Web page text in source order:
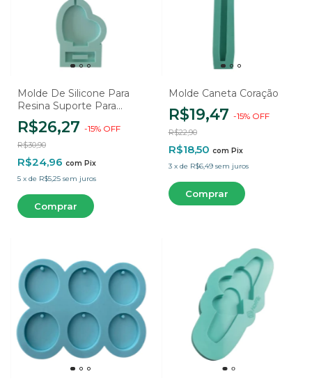
Molde De Silicone Para
Resina Suporte Para
Recado Coração - 2
Cavidades
R$26,27 -15% OFF
R$30,90
R$24,96 com Pix
5 x de R$5,25 sem juros
Molde Caneta Coração
R$19,47 -15% OFF
R$22,90
R$18,50 com Pix
3 x de R$6,49 sem juros